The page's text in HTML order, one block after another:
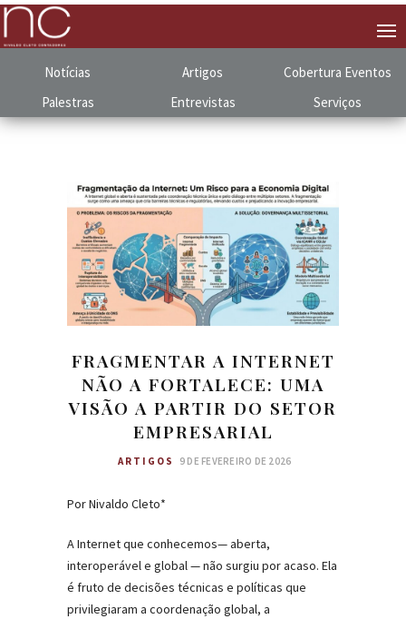
Notícias Artigos Cobertura Eventos
Palestras
Entrevistas Serviços
FRAGMENTAR A INTERNET
NÃO A FORTALECE: UMA
VISÃO A PARTIR DO SETOR
EMPRESARIAL
ARTIGOS 9 DE FEVEREIRO DE 2026
Por Nivaldo Cleto*
A Internet que conhecemos— aberta,
interoperável e global — não surgiu por acaso. Ela
é fruto de decisões técnicas e políticas que
privilegiaram a coordenação global, a